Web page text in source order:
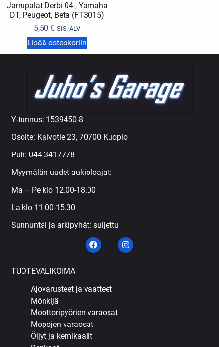
Jarrupalat Derbi 04-, Yamaha
DT, Peugeot, Beta (FT3015)
5,50 € SIS. ALV
Lisää ostoskoriin
Y-tunnus: 1539450-8
Osoite: Kaivotie 23, 70700 Kuopio
Puh: 044 3417778
Myymälän uudet aukioloajat:
Ma – Pe klo 12.00-18.00
La klo 11.00-15.30
Sunnuntai ja arkipyhät: suljettu
TUOTEVALIKOIMA
Ajovarusteet ja vaatteet
Mönkijä
Moottoripyörien varaosat
Mopojen varaosat
Öljyt ja kemikaalit